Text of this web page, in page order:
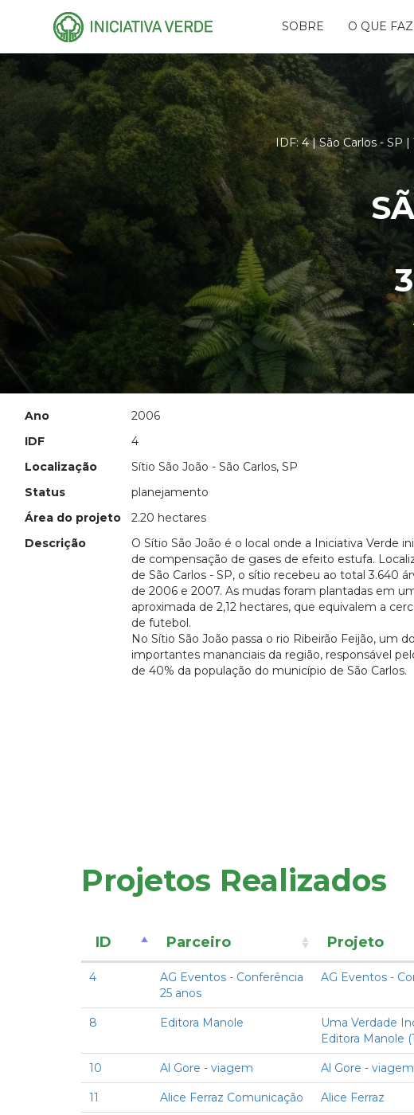
SOBRE
HISTÓRIA
EQUIPE
CONSELHOS
RECONHECIMENTOS
PARCEIROS
REDES
O QUE
PLANTANDO
CARBON
AMIGO DA
PROGRAMA
NASCENTES
RESTAURA
FUNBIO
EVENTOS
IDF: 4 | São Carlos - SP
Ano
2006
IDF
4
Localização
Sítio São João - São Carlos, SP
Status
planejamento
Área do projeto
2.20 hectares
Descrição
O Sítio São João é o local onde a Iniciativa Verde
de compensação de gases de efeito estufa.
de São Carlos - SP, o sítio recebeu ao total 3.640
de 2006 e 2007. As mudas foram plantadas em
aproximada de 2,12 hectares, que equivalem a
de futebol.
No Sítio São João passa o rio Ribeirão Feijão, um
importantes mananciais da região, responsável
de 40% da população do município de São Carlos.
Projetos Realizados
ID Parceiro Projeto
4
AG Eventos - Conferência
25 anos
AG Eventos -
8 Editora Manole
Uma Verdade
Editora Manole
10 Al Gore - viagem Al Gore - viagem
11 Alice Ferraz Comunicação Alice Ferraz